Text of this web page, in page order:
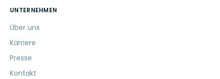
UNTERNEHMEN
Über uns
Karriere
Presse
Kontakt